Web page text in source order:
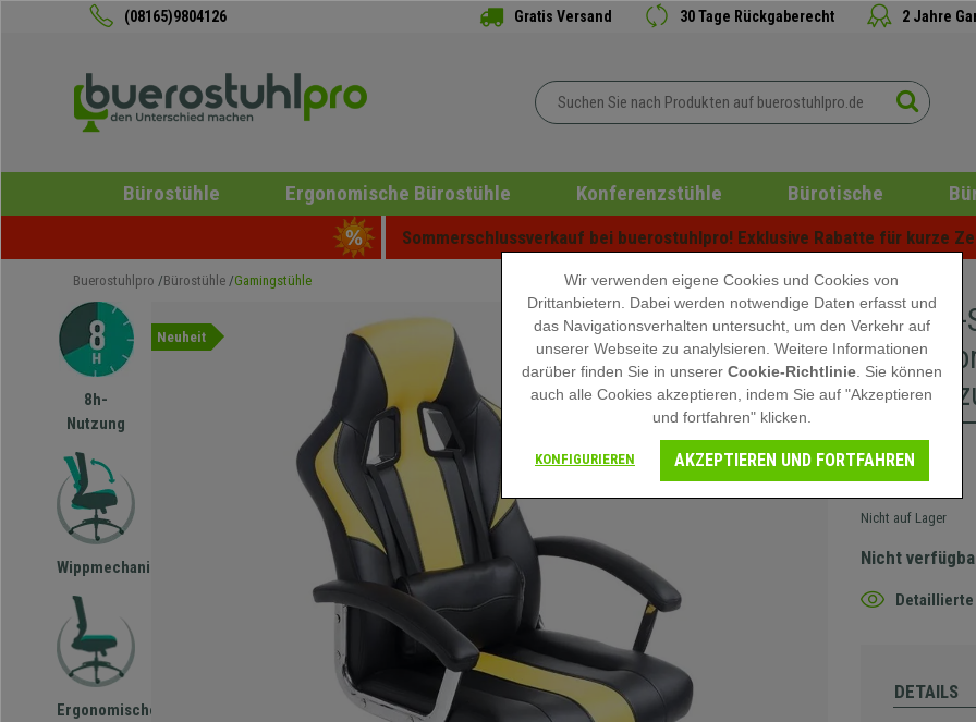
(08165)9804126 Gratis Versand 30 Tage Rückgaberecht 2 Jahre
Bürostühle Ergonomische Bürostühle Konferenzstühle Bürotische
Sommerschlussverkauf bei buerostuhlpro! Exklusive Rabatte für kurze
Buerostuhlpro Bürostühle Gamingstühle
8h-
Nutzung
Wippmechanismus
Ergonomischer
Neuheit
Gaming-
hoher
229,90 €
Nicht auf Lager
Nicht
Detaillierte
DETAILS
Wir verwenden eigene Cookies und Cookies von
Drittanbietern. Dabei werden notwendige Daten erfasst und
das Navigationsverhalten untersucht, um den Verkehr auf
unserer Webseite zu analylsieren. Weitere Informationen
darüber finden Sie in unserer Cookie-Richtlinie. Sie können
auch alle Cookies akzeptieren, indem Sie auf "Akzeptieren
und fortfahren" klicken.
KONFIGURIEREN AKZEPTIEREN UND FORTFAHREN